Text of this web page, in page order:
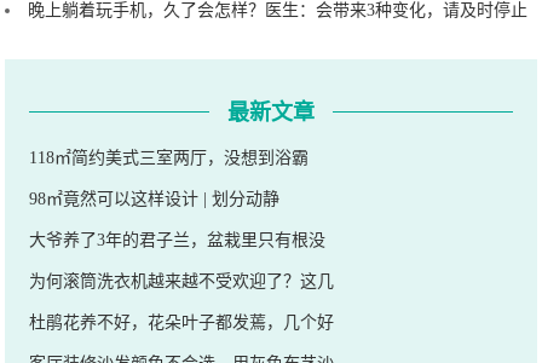
晚上躺着玩手机，久了会怎样？医生：会带来3种变化，请及时停止
最新文章
118㎡简约美式三室两厅，没想到浴霸
98㎡竟然可以这样设计 | 划分动静
大爷养了3年的君子兰，盆栽里只有根没
为何滚筒洗衣机越来越不受欢迎了？这几
杜鹃花养不好，花朵叶子都发蔫，几个好